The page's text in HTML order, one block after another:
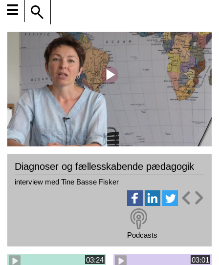
☰
Diagnoser og fællesskabende pædagogik
interview med Tine Basse Fisker
Podcasts
03:24 03:01